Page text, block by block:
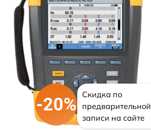
-20%
Скидка по
предварительной
записи на сайте